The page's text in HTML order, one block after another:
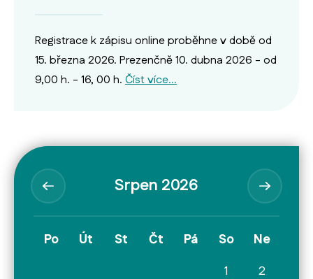
Registrace k zápisu online proběhne v době od
15. března 2026. Prezenčně 10. dubna 2026 - od
9,00 h. - 16, 00 h. Číst více…
Srpen 2026
Po Út St Čt Pá So
Ne
1
2